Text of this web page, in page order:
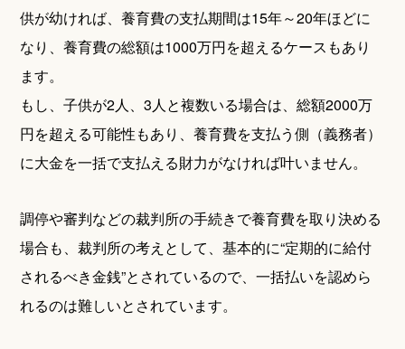
供が幼ければ、養育費の支払期間は15年～20年ほどに
なり、養育費の総額は1000万円を超えるケースもあり
ます。
もし、子供が2人、3人と複数いる場合は、総額2000万
円を超える可能性もあり、養育費を支払う側（義務者）
に大金を一括で支払える財力がなければ叶いません。
調停や審判などの裁判所の手続きで養育費を取り決める
場合も、裁判所の考えとして、基本的に“定期的に給付
されるべき金銭”とされているので、一括払いを認めら
れるのは難しいとされています。